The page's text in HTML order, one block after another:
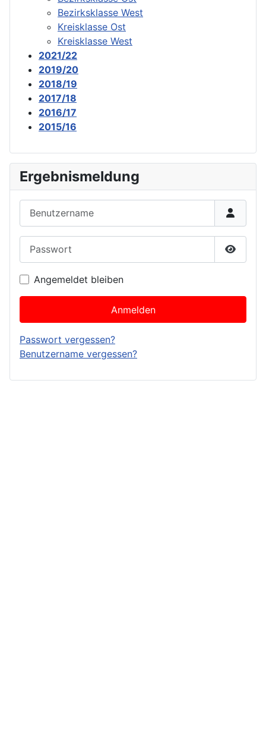
Bezirksklasse West
Kreisklasse Ost
Kreisklasse West
2021/22
2019/20
2018/19
2017/18
2016/17
2015/16
Ergebnismeldung
Angemeldet bleiben
Anmelden
Passwort vergessen?
Benutzername vergessen?